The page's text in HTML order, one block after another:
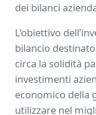
dei bilanci
L’obiettivo
bilancio
circa la solidità
investimenti
economico della
utilizzare nel